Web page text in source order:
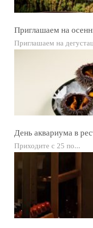
Приглашаем на
Приглашаем на
День аквариума в
Приходите с 25 по...